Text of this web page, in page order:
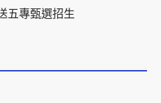
五專甄選招生